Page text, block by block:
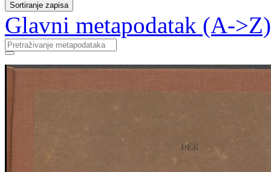
Sortiranje zapisa
Glavni metapodatak (A->Z)